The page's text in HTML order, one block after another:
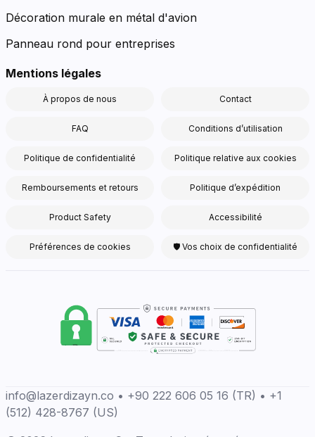
Décoration murale en métal d'avion
Panneau rond pour entreprises
Mentions légales
À propos de nous Contact
FAQ Conditions d’utilisation
Politique de confidentialité Politique relative aux cookies
Remboursements et retours Politique d’expédition
Product Safety Accessibilité
Préférences de cookies 🛡 Vos choix de confidentialité
info@lazerdizayn.co • +90 222 606 05 16 (TR) • +1
(512) 428-8767 (US)